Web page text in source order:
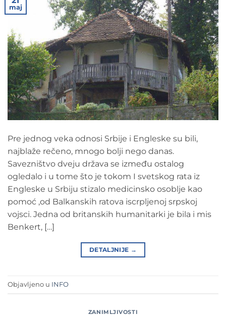
maj
Pre jednog veka odnosi Srbije i Engleske su bili,
najblaže rečeno, mnogo bolji nego danas.
Savezništvo dveju država se između ostalog
ogledalo i u tome što je tokom I svetskog rata iz
Engleske u Srbiju stizalo medicinsko osoblje kao
pomoć ,od Balkanskih ratova iscrpljenoj srpskoj
vojsci. Jedna od britanskih humanitarki je bila i mis
Benkert, […]
DETALJNIJE →
Objavljeno u INFO
ZANIMLJIVOSTI